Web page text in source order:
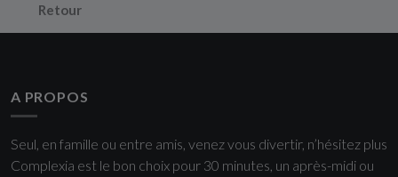
Retour
A PROPOS
Seul, en famille ou entre amis, venez vous divertir, n’hésitez plus
Complexia est le bon choix pour 30 minutes, un après-midi ou